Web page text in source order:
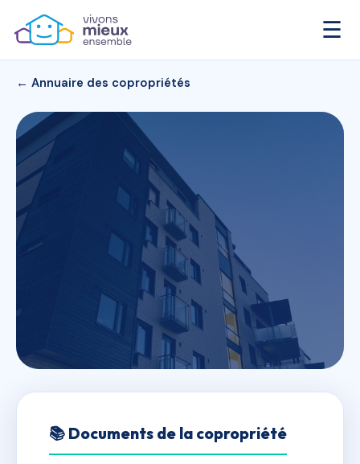
☰
← Annuaire des copropriétés
43 rue Dr Rappin
📚 Documents de la copropriété